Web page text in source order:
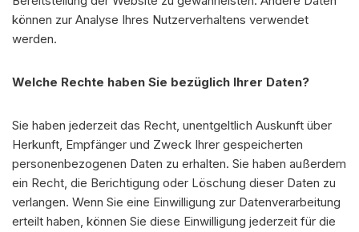
können zur Analyse Ihres Nutzerverhaltens verwendet
werden.
Welche Rechte haben Sie bezüglich Ihrer Daten?
Sie haben jederzeit das Recht, unentgeltlich Auskunft über
Herkunft, Empfänger und Zweck Ihrer gespeicherten
personenbezogenen Daten zu erhalten. Sie haben außerdem
ein Recht, die Berichtigung oder Löschung dieser Daten zu
verlangen. Wenn Sie eine Einwilligung zur Datenverarbeitung
erteilt haben, können Sie diese Einwilligung jederzeit für die